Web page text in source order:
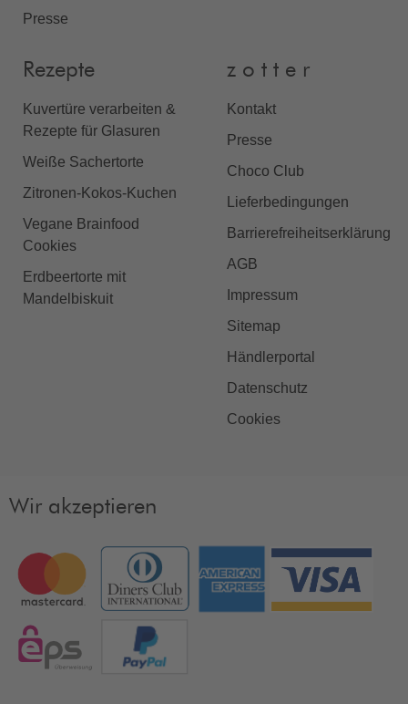
Presse
Rezepte
Kuvertüre verarbeiten &
Rezepte für Glasuren
Weiße Sachertorte
Zitronen-Kokos-Kuchen
Vegane Brainfood
Cookies
Erdbeertorte mit
Mandelbiskuit
z o t t e r
Kontakt
Presse
Choco Club
Lieferbedingungen
Barrierefreiheitserklärung
AGB
Impressum
Sitemap
Händlerportal
Datenschutz
Cookies
Wir akzeptieren